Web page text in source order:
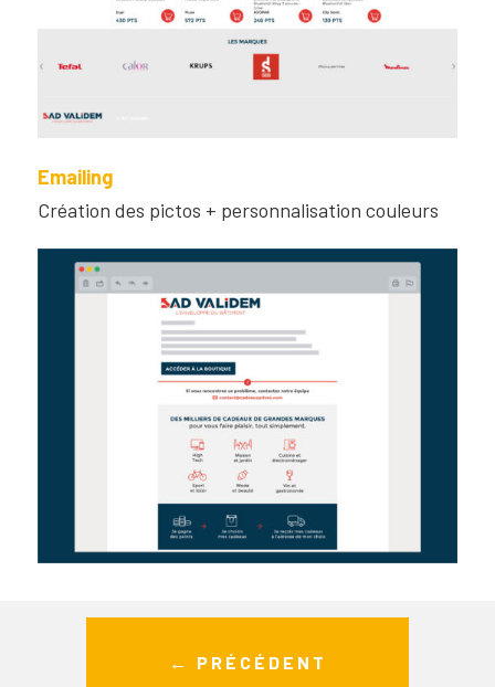
Emailing
Création des pictos + personnalisation couleurs
← PRÉCÉDENT